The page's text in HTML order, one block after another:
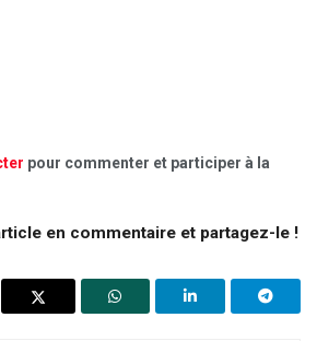
pour commenter et participer à la
en commentaire et partagez-le !